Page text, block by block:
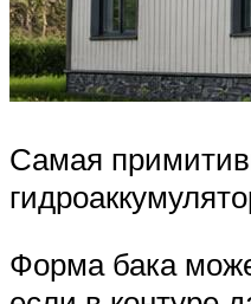
Самая
Форма бака